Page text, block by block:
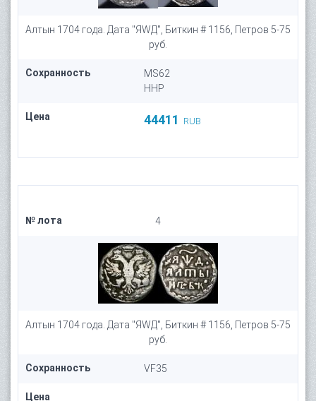
Алтын 1704 года. Дата "ЯWД", Биткин # 1156, Петров 5-75
руб.
Сохранность
MS62
HHP
Цена 44411 RUB
№ лота 4
Алтын 1704 года. Дата "ЯWД", Биткин # 1156, Петров 5-75
руб.
Сохранность VF35
Цена